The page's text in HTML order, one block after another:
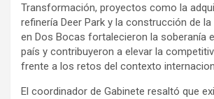
Transformación, proyectos como la
refinería Deer Park y la construcción de la
en Dos Bocas fortalecieron la soberanía
país y contribuyeron a elevar la
frente a los retos del contexto
El coordinador de Gabinete resaltó que